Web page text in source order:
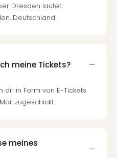
Dresden lautet:
Deutschland.
meine Tickets?
dir in Form von E-Tickets
zugeschickt.
meines